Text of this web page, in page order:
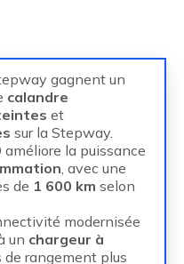
gagnent un
calandre
et
sur la Stepway.
améliore la puissance
, avec une
de 1 600 km selon
modernisée
un chargeur à
rangement plus